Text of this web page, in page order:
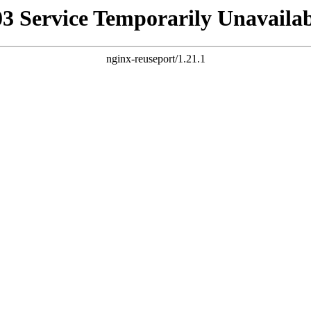
Service Temporarily
nginx-reuseport/1.21.1